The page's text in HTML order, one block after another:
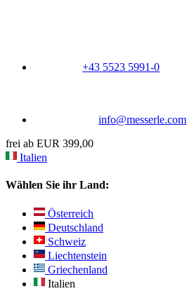
+43 5523 5991-0
info@messerle.com
frei ab EUR 399,00
Italien
Wählen Sie ihr Land:
Österreich
Deutschland
Schweiz
Liechtenstein
Griechenland
Italien